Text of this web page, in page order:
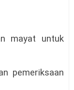
mayat untuk
pemeriksaan